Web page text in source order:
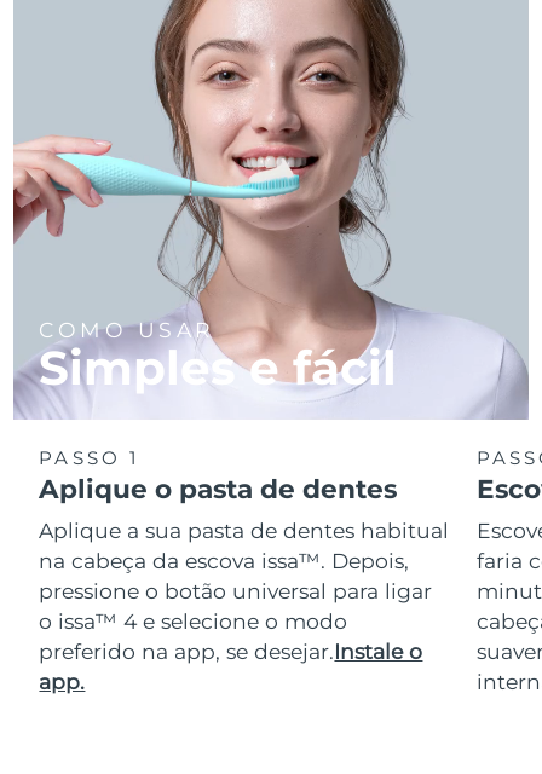
COMO USAR
Simples e fácil
PASSO 1
Aplique o pasta de dentes
Aplique a sua pasta de dentes habitual
na cabeça da escova issa™. Depois,
pressione o botão universal para ligar
o issa™ 4 e selecione o modo
preferido na app, se desejar.Instale o
app.
faria